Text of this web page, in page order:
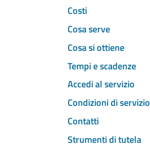
Costi
Cosa serve
Cosa si ottiene
Tempi e scadenze
Accedi al servizio
Condizioni di servizio
Contatti
Strumenti di tutela